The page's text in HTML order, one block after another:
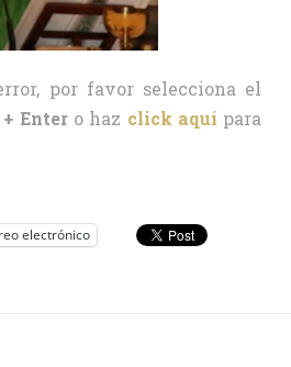
por favor selecciona el
Enter o haz click aquí para
electrónico